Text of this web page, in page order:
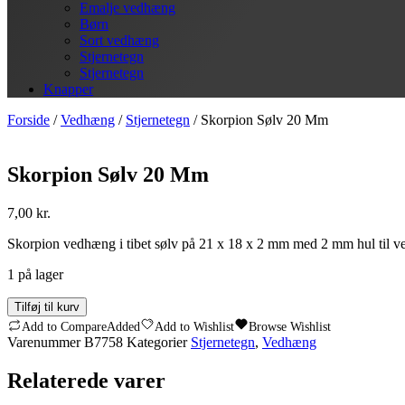
Emalje vedhæng
Børn
Sort vedhæng
Stjernetegn
Stjernetegn
Knapper
Forside /Vedhæng / Stjernetegn / Skorpion Sølv 20 Mm
Skorpion Sølv 20 Mm
7,00 kr.
Skorpion vedhæng i tibet sølv på 21 x 18 x 2 mm med 2 mm hul til
1 på lager
Skorpion
Sølv
20
antal
Tilføj til kurv
Add to CompareAdded Add to Wishlist Browse Wishlist
VarenummerB7758 Kategorier Stjernetegn, Vedhæng
Relaterede varer